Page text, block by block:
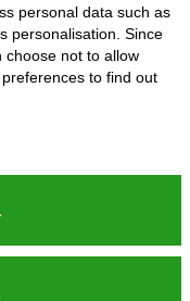
70123, BARI
personal data such as
personalisation. Since
choose not to allow
to find out